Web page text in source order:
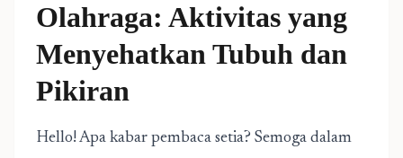
Olahraga: Aktivitas yang
Menyehatkan Tubuh dan
Pikiran
Hello! Apa kabar pembaca setia? Semoga dalam